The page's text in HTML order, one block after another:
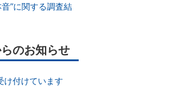
”に関する調査結
のお知らせ
け付けています